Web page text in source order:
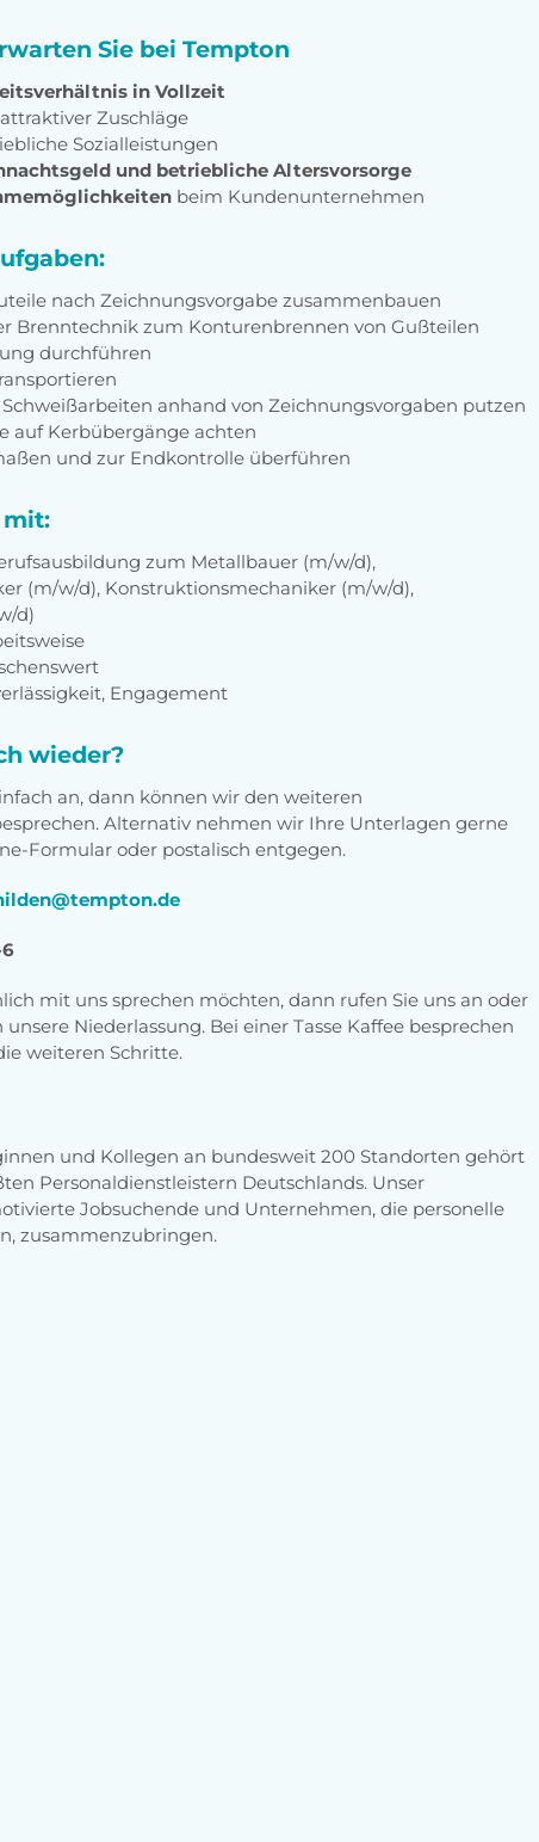
Sie bei Tempton
in Vollzeit
Zuschläge
Sozialleistungen
und betriebliche Altersvorsorge
beim Kundenunternehmen
nach Zeichnungsvorgabe zusammenbauen
Brenntechnik zum Konturenbrennen von Gußteilen
durchführen
anhand von Zeichnungsvorgaben putzen
auf Kerbübergänge achten
und zur Endkontrolle überführen
mit:
zum Metallbauer (m/w/d),
(m/w/d), Konstruktionsmechaniker (m/w/d),
d)
Engagement
wieder?
an, dann können wir den weiteren
Alternativ nehmen wir Ihre Unterlagen gerne
Formular oder postalisch entgegen.
mit uns sprechen möchten, dann rufen Sie uns an oder
Niederlassung. Bei einer Tasse Kaffee besprechen
weiteren Schritte.
und Kollegen an bundesweit 200 Standorten gehört
Personaldienstleistern Deutschlands. Unser
Jobsuchende und Unternehmen, die personelle
zusammenzubringen.